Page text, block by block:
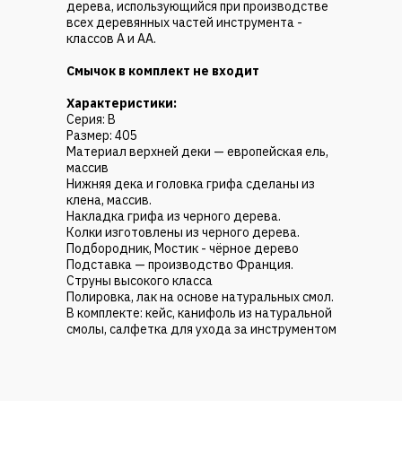
дерева, использующийся при производстве
всех деревянных частей инструмента -
классов А и АА.
Смычок в комплект не входит
Характеристики:
Серия: B
Размер: 405
Материал верхней деки — европейская ель,
массив
Нижняя дека и головка грифа сделаны из
клена, массив.
Накладка грифа из черного дерева.
Колки изготовлены из черного дерева.
Подбородник, Мостик - чёрное дерево
Подставка — производство Франция.
Струны высокого класса
Полировка, лак на основе натуральных смол.
В комплекте: кейс, канифоль из натуральной
смолы, салфетка для ухода за инструментом